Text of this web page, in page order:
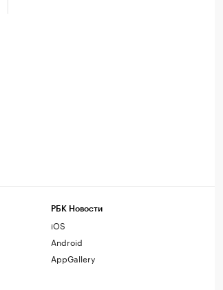
РБК Новости
iOS
Android
AppGallery